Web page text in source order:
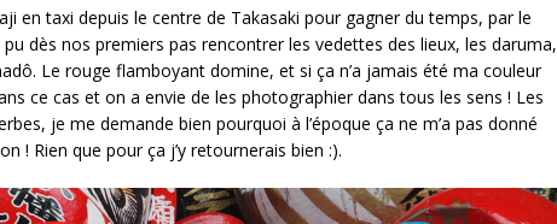
en taxi depuis le centre de Takasaki pour gagner du temps, par le
dès nos premiers pas rencontrer les vedettes des lieux, les daruma,
Le rouge flamboyant domine, et si ça n’a jamais été ma couleur
ce cas et on a envie de les photographier dans tous les sens ! Les
je me demande bien pourquoi à l’époque ça ne m’a pas donné
! Rien que pour ça j’y retournerais bien :).